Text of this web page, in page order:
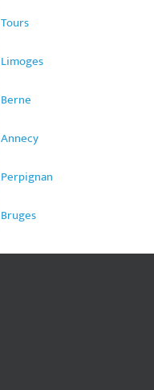
Tours
Limoges
Berne
Annecy
Perpignan
Bruges